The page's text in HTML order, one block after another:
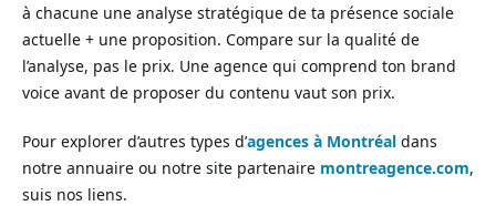
à chacune une analyse stratégique de ta présence sociale
actuelle + une proposition. Compare sur la qualité de
l’analyse, pas le prix. Une agence qui comprend ton brand
voice avant de proposer du contenu vaut son prix.
Pour explorer d’autres types d’agences à Montréal dans
notre annuaire ou notre site partenaire montreagence.com,
suis nos liens.